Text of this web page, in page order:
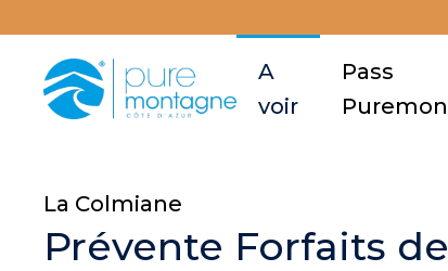
A
voir
Pass
La Colmiane
Prévente Forfaits